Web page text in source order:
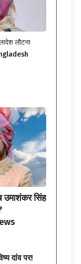
लौटना
उमाशंकर सिंह
दांव पर!